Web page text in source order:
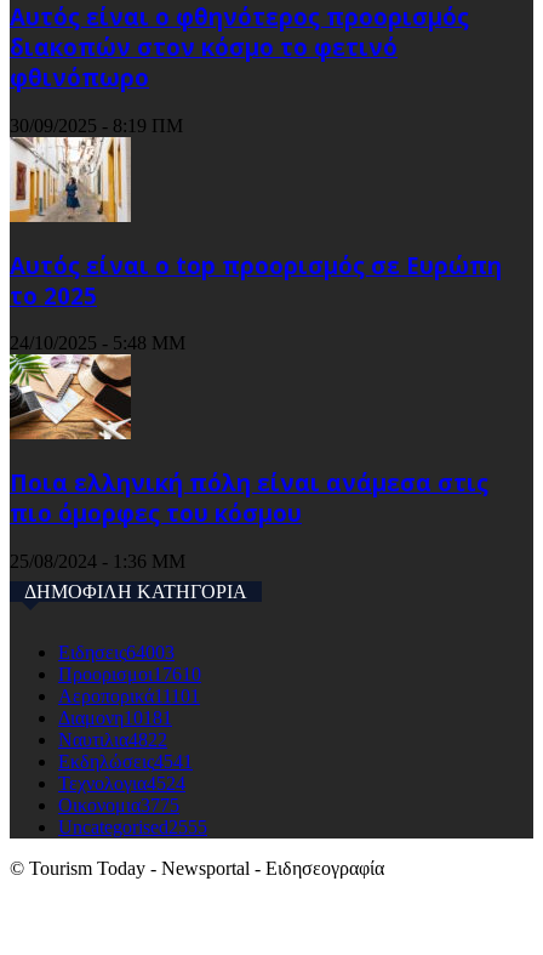
Αυτός είναι ο φθηνότερος προορισμός
διακοπών στον κόσμο το φετινό
φθινόπωρο
30/09/2025 - 8:19 ΠΜ
Αυτός είναι ο top προορισμός σε Ευρώπη
το 2025
24/10/2025 - 5:48 ΜΜ
Ποια ελληνική πόλη είναι ανάμεσα στις
πιο όμορφες του κόσμου
25/08/2024 - 1:36 ΜΜ
ΔΗΜΟΦΙΛΗ ΚΑΤΗΓΟΡΙΑ
Ειδησεις64003
Προορισμοι17610
Αεροπορικά11101
Διαμονη10181
Ναυτιλια4822
Εκδηλώσεις4541
Τεχνολογια4524
Οικονομια3775
Uncategorised2555
© Tourism Today - Newsportal - Ειδησεογραφία